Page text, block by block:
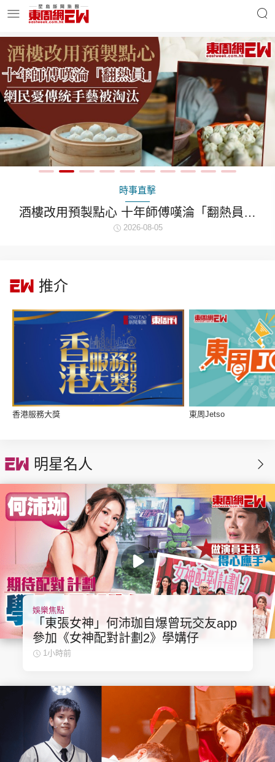
明星名人 時事財經
東周Ladies 優享生活
集團旗下品牌
東周刊 cazbuyer 東Touch
PCM 電腦廣場 星島日報
頭條日報 星島環球 The Standard
親子王 Oh!爸媽 JobMarket
頭條搵工
隱私政策聲明
Copyright © 東周網 版權所有 . 不得轉載
向海嵐「0元一日遊」被
推介
香港服務大獎 東周Jetso
明星名人
娛樂焦點
「東張女神」何沛珈自爆曾玩交友app
參加《女神配對計劃2》學媾仔
1小時前